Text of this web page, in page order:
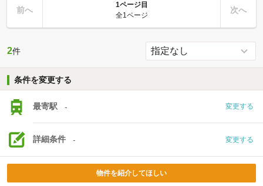
前へ
1ページ目
全1ページ
次へ
2件
条件を変更する
最寄駅 - 変更する
詳細条件 - 変更する
物件を紹介してほしい